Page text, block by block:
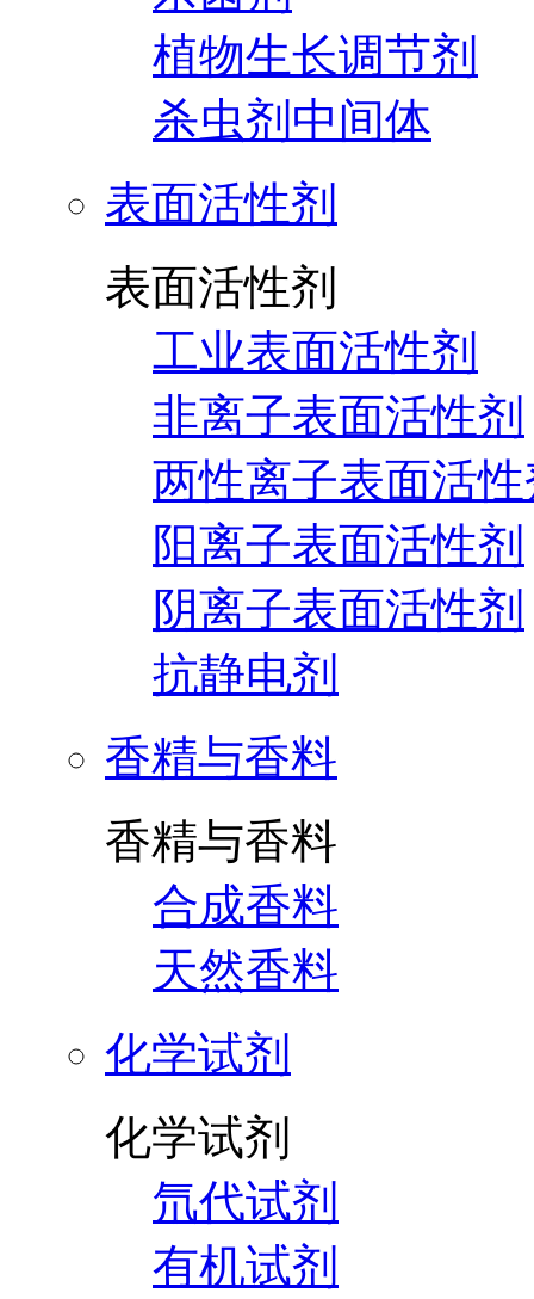
植物生长调节剂
杀虫剂中间体
表面活性剂
表面活性剂
工业表面活性剂
非离子表面活性剂
两性离子表面活
阳离子表面活性剂
阴离子表面活性剂
抗静电剂
香精与香料
香精与香料
合成香料
天然香料
化学试剂
化学试剂
氘代试剂
有机试剂